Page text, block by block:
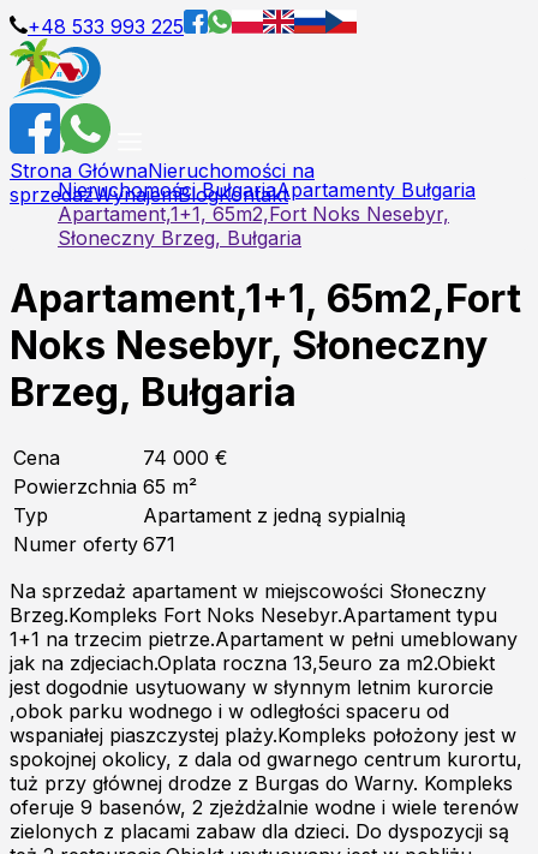
+48 533 993 225
Strona GłównaNieruchomości na
sprzedażWynajemBlogKontakt
Nieruchomości BułgariaApartamenty Bułgaria
Apartament,1+1, 65m2,Fort Noks Nesebyr,
Słoneczny Brzeg, Bułgaria
Apartament,1+1, 65m2,Fort
Noks Nesebyr, Słoneczny
Brzeg, Bułgaria
Cena
74 000 €
Powierzchnia 65 m²
Typ
Apartament z jedną sypialnią
Numer oferty 671
Na sprzedaż apartament w miejscowości Słoneczny
Brzeg.Kompleks Fort Noks Nesebyr.Apartament typu
1+1 na trzecim pietrze.Apartament w pełni umeblowany
jak na zdjeciach.Oplata roczna 13,5euro za m2.Obiekt
jest dogodnie usytuowany w słynnym letnim kurorcie
,obok parku wodnego i w odległości spaceru od
wspaniałej piaszczystej plaży.Kompleks położony jest w
spokojnej okolicy, z dala od gwarnego centrum kurortu,
tuż przy głównej drodze z Burgas do Warny. Kompleks
oferuje 9 basenów, 2 zjeżdżalnie wodne i wiele terenów
zielonych z placami zabaw dla dzieci. Do dyspozycji są